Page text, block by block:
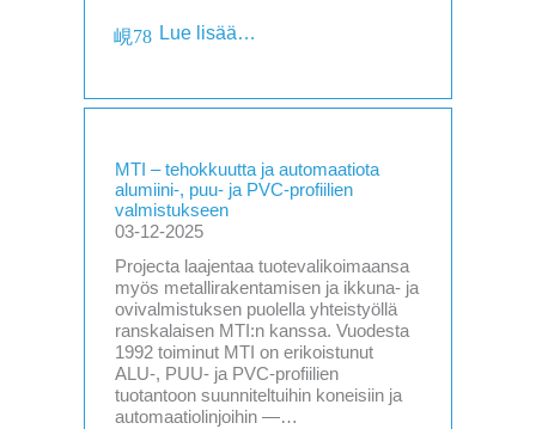
Lue lisää…
MTI – tehokkuutta ja automaatiota
alumiini-, puu- ja PVC-profiilien
valmistukseen
03-12-2025
Projecta laajentaa tuotevalikoimaansa
myös metallirakentamisen ja ikkuna- ja
ovivalmistuksen puolella yhteistyöllä
ranskalaisen MTI:n kanssa. Vuodesta
1992 toiminut MTI on erikoistunut
ALU-, PUU- ja PVC-profiilien
tuotantoon suunniteltuihin koneisiin ja
automaatiolinjoihin —…